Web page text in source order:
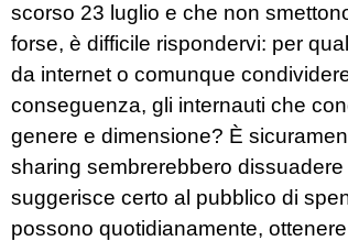
scorso 23 luglio e che non
forse, è difficile rispondervi: per
da internet o comunque
conseguenza, gli internauti che
genere e dimensione? È
sharing sembrerebbero dissuadere
suggerisce certo al pubblico di
possono quotidianamente,